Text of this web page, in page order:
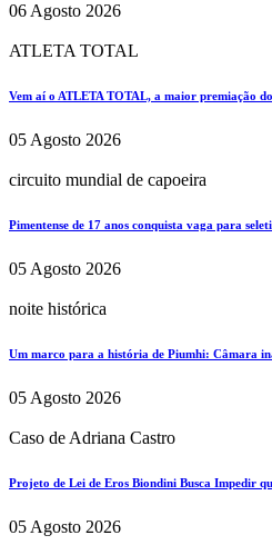
06 Agosto 2026
ATLETA TOTAL
Vem aí o ATLETA TOTAL, a maior premiação
05 Agosto 2026
circuito mundial de capoeira
Pimentense de 17 anos conquista vaga para
05 Agosto 2026
noite histórica
Um marco para a história de Piumhi: Câmara
05 Agosto 2026
Caso de Adriana Castro
Projeto de Lei de Eros Biondini Busca Impedir
05 Agosto 2026